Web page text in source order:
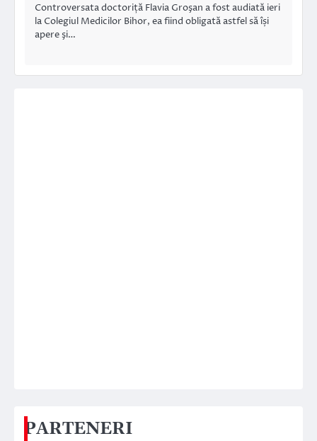
Controversata doctoriță Flavia Groşan a fost audiată ieri
la Colegiul Medicilor Bihor, ea fiind obligată astfel să își
apere şi…
PARTENERI